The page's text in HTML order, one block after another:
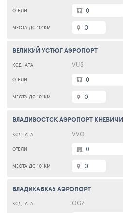
0
0
ВЕЛИКИЙ УСТЮГ АЭРОПОРТ
VUS
0
0
ВЛАДИВОСТОК АЭРОПОРТ КНЕВИЧИ
VVO
0
0
ВЛАДИКАВКАЗ АЭРОПОРТ
OGZ